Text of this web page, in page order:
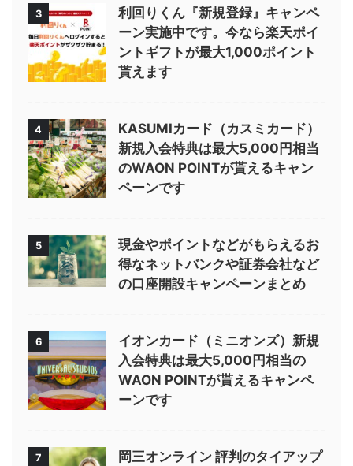
3
利回りくん『新規登録』キャンペ
ーン実施中です。今なら楽天ポイ
ントギフトが最大1,000ポイント
貰えます
4
KASUMIカード（カスミカード）
新規入会特典は最大5,000円相当
のWAON POINTが貰えるキャン
ペーンです
5
現金やポイントなどがもらえるお
得なネットバンクや証券会社など
の口座開設キャンペーンまとめ
6
イオンカード（ミニオンズ）新規
入会特典は最大5,000円相当の
WAON POINTが貰えるキャンペ
ーンです
7 岡三オンライン 評判のタイアップ